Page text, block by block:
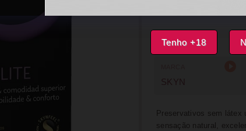
Tenho +18
SKYN
Preservativos sem
sensação natural,